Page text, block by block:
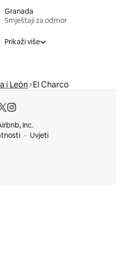
Granada
Smještaji za odmor
Prikaži više
i León El Charco
Inc.
Uvjeti